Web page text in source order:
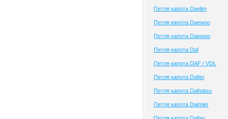
Петля капота Daelim
Петля капота Daewoo
Петля капота Daewoo
Петля капота Daf
Петля капота DAF / VDL
Петля капота Dafier
Петля капота Daihatsu
Петля капота Daimler